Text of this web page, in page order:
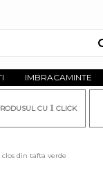
IMBRACAMINTE
CU 1CLICK
clos din tafta verde